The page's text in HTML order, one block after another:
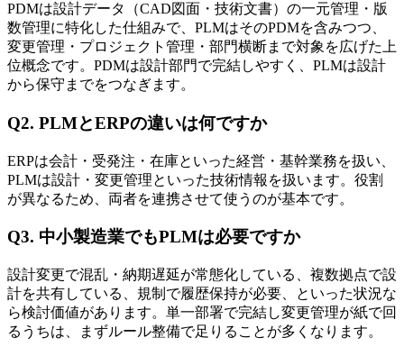
PDMは設計データ（CAD図面・技術文書）の一元管理・版
数管理に特化した仕組みで、PLMはそのPDMを含みつつ、
変更管理・プロジェクト管理・部門横断まで対象を広げた上
位概念です。PDMは設計部門で完結しやすく、PLMは設計
から保守までをつなぎます。
Q2. PLMとERPの違いは何ですか
ERPは会計・受発注・在庫といった経営・基幹業務を扱い、
PLMは設計・変更管理といった技術情報を扱います。役割
が異なるため、両者を連携させて使うのが基本です。
Q3. 中小製造業でもPLMは必要ですか
設計変更で混乱・納期遅延が常態化している、複数拠点で設
計を共有している、規制で履歴保持が必要、といった状況な
ら検討価値があります。単一部署で完結し変更管理が紙で回
るうちは、まずルール整備で足りることが多くなります。